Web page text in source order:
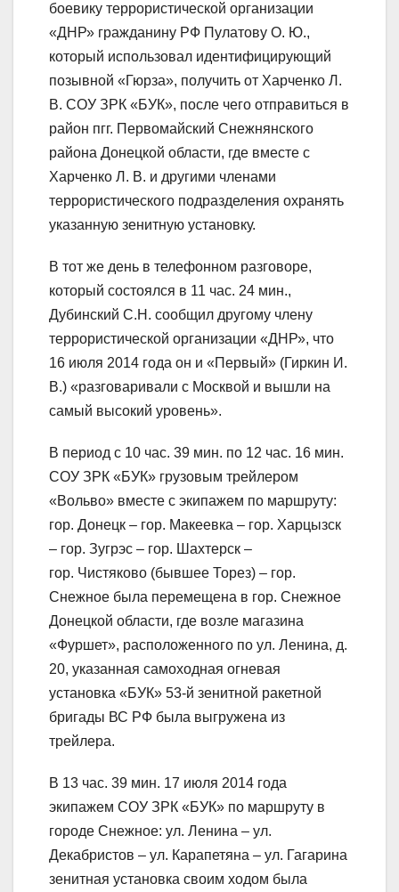
боевику террористической организации
«ДНР» гражданину РФ Пулатову О. Ю.,
который использовал идентифицирующий
позывной «Гюрза», получить от Харченко Л.
В. СОУ ЗРК «БУК», после чего отправиться в
район пгг. Первомайский Снежнянского
района Донецкой области, где вместе с
Харченко Л. В. и другими членами
террористического подразделения охранять
указанную зенитную установку.
В тот же день в телефонном разговоре,
который состоялся в 11 час. 24 мин.,
Дубинский С.Н. сообщил другому члену
террористической организации «ДНР», что
16 июля 2014 года он и «Первый» (Гиркин И.
В.) «разговаривали с Москвой и вышли на
самый высокий уровень».
В период с 10 час. 39 мин. по 12 час. 16 мин.
СОУ ЗРК «БУК» грузовым трейлером
«Вольво» вместе с экипажем по маршруту:
гор. Донецк – гор. Макеевка – гор. Харцызск
– гор. Зугрэс – гор. Шахтерск –
гор. Чистяково (бывшее Торез) – гор.
Снежное была перемещена в гор. Снежное
Донецкой области, где возле магазина
«Фуршет», расположенного по ул. Ленина, д.
20, указанная самоходная огневая
установка «БУК» 53-й зенитной ракетной
бригады ВС РФ была выгружена из
трейлера.
В 13 час. 39 мин. 17 июля 2014 года
экипажем СОУ ЗРК «БУК» по маршруту в
городе Снежное: ул. Ленина – ул.
Декабристов – ул. Карапетяна – ул. Гагарина
зенитная установка своим ходом была